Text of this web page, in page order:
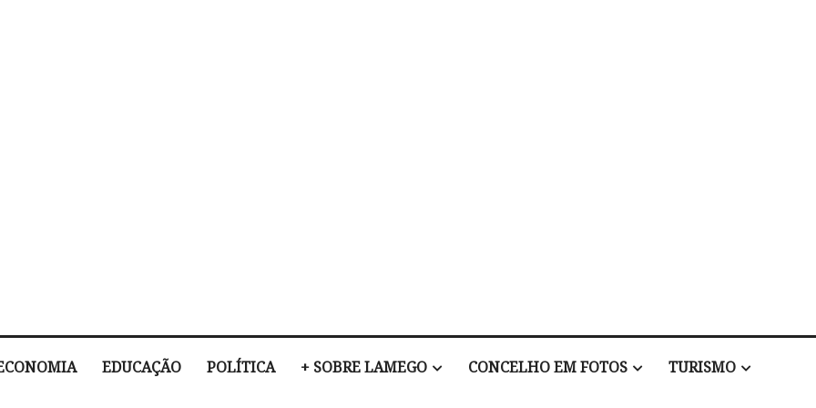
EDUCAÇÃO POLÍTICA + SOBRE LAMEGO CONCELHO EM FOTOS TURISMO